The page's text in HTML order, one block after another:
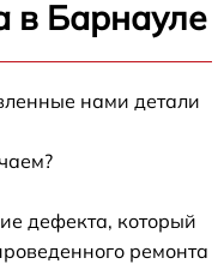
в Барнауле
нами детали
дефекта, который
ремонта